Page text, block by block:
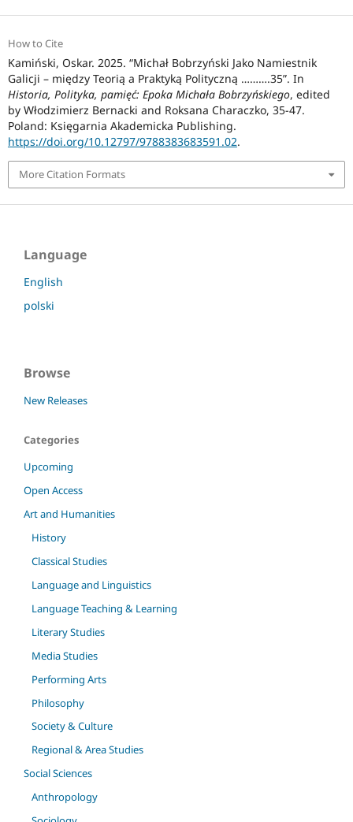
How to Cite
Kamiński, Oskar. 2025. “Michał Bobrzyński Jako Namiestnik
Galicji – między Teorią a Praktyką Polityczną ……….35”. In
Historia, Polityka, pamięć: Epoka Michała Bobrzyńskiego, edited
by Włodzimierz Bernacki and Roksana Characzko, 35-47.
Poland: Księgarnia Akademicka Publishing.
https://doi.org/10.12797/9788383683591.02.
More Citation Formats
Language
English
polski
Browse
New Releases
Categories
Upcoming
Open Access
Art and Humanities
History
Classical Studies
Language and Linguistics
Language Teaching & Learning
Literary Studies
Media Studies
Performing Arts
Philosophy
Society & Culture
Regional & Area Studies
Social Sciences
Anthropology